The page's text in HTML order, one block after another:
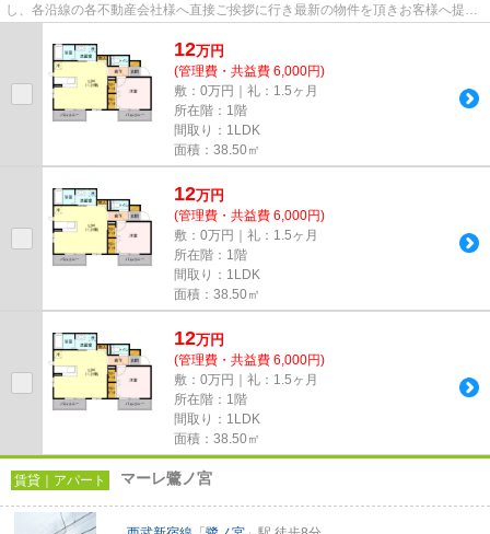
し、各沿線の各不動産会社様へ直接ご挨拶に行き最新の物件を頂きお客様へ提供
12万円
(管理費・共益費 6,000円)
敷：0万円｜礼：1.5ヶ月
所在階：1階
間取り：1LDK
面積：38.50㎡
12万円
(管理費・共益費 6,000円)
敷：0万円｜礼：1.5ヶ月
所在階：1階
間取り：1LDK
面積：38.50㎡
12万円
(管理費・共益費 6,000円)
敷：0万円｜礼：1.5ヶ月
所在階：1階
間取り：1LDK
面積：38.50㎡
賃貸｜アパート マーレ鷺ノ宮